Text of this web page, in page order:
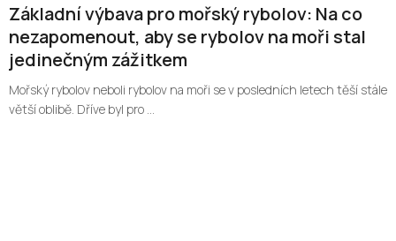
Základní výbava pro mořský rybolov: Na co
nezapomenout, aby se rybolov na moři stal
jedinečným zážitkem
Mořský rybolov neboli rybolov na moři se v posledních letech těší stále
větší oblibě. Dříve byl pro ...